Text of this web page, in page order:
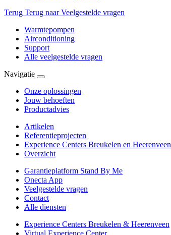
Terug Terug naar Veelgestelde vragen
Warmtepompen
Airconditioning
Support
Alle veelgestelde vragen
Navigatie
Onze oplossingen
Jouw behoeften
Productadvies
Artikelen
Referentieprojecten
Experience Centers Breukelen en Heerenveen
Overzicht
Garantieplatform Stand By Me
Onecta App
Veelgestelde vragen
Contact
Alle diensten
Experience Centers Breukelen & Heerenveen
Virtual Experience Center